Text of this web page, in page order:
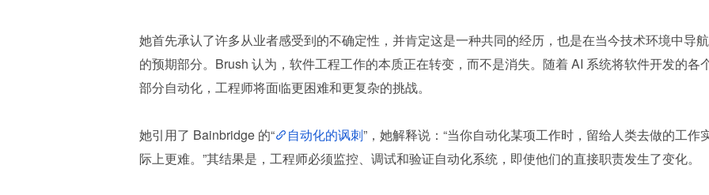
她首先承认了许多从业者感受到的不确定性，并肯定这是一种共同的经历，也是在当今技术环境中导航
的预期部分。Brush 认为，软件工程工作的本质正在转变，而不是消失。随着 AI 系统将软件开发的各
部分自动化，工程师将面临更困难和更复杂的挑战。
她引用了 Bainbridge 的“ 自动化的讽刺”，她解释说：“当你自动化某项工作时，留给人类去做的工作
际上更难。”其结果是，工程师必须监控、调试和验证自动化系统，即使他们的直接职责发生了变化。